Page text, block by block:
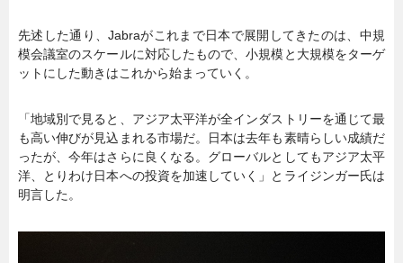
先述した通り、Jabraがこれまで日本で展開してきたのは、中規
模会議室のスケールに対応したもので、小規模と大規模をターゲ
ットにした動きはこれから始まっていく。
「地域別で見ると、アジア太平洋が全インダストリーを通じて最
も高い伸びが見込まれる市場だ。日本は去年も素晴らしい成績だ
ったが、今年はさらに良くなる。グローバルとしてもアジア太平
洋、とりわけ日本への投資を加速していく」とライジンガー氏は
明言した。